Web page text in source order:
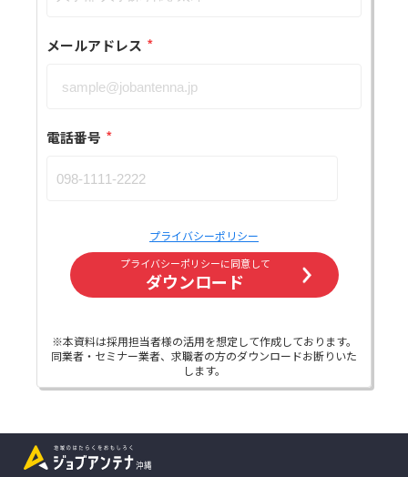
メールアドレス *
電話番号 *
プライバシーポリシー
プライバシーポリシーに同意して
ダウンロード
※本資料は採用担当者様の活用を想定して作成しております。
同業者・セミナー業者、求職者の方のダウンロードお断りいた
します。